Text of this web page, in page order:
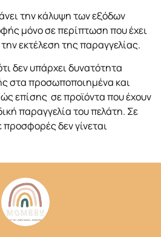
την κάλυψη των εξόδων
μόνο σε περίπτωση που έχει
εκτέλεση της παραγγελίας.
δεν υπάρχει δυνατότητα
στα προσωποποιημένα και
επίσης σε προϊόντα που έχουν
παραγγελία του πελάτη. Σε
δεν γίνεται